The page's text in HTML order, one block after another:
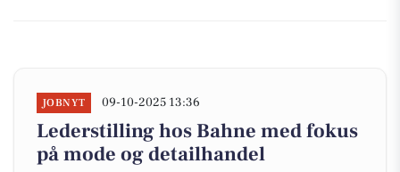
JOBNYT 09-10-2025 13:36
Lederstilling hos Bahne med fokus
på mode og detailhandel